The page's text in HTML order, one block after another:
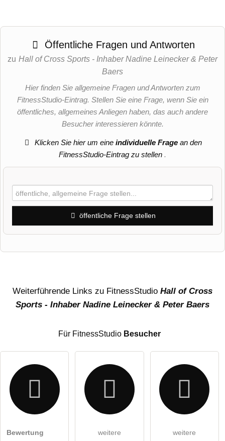
Öffentliche Fragen und Antworten
zu Hall of Cross Sports - Inhaber Nadine Leinecker & Peter
Baers
Hier finden Sie allgemeine Fragen und Antworten zum
FitnessStudio-Eintrag. Stellen Sie eine Frage, wenn Sie ein
öffentliches, allgemeines Anliegen haben, das auch andere
Besucher interessieren könnte.
Klicken Sie hier um eineindividuelle Frage an den
FitnessStudio-Eintrag zu stellen .
öffentliche Frage stellen
Weiterführende Links zu FitnessStudio Hall of Cross
Sports - Inhaber Nadine Leinecker & Peter Baers
Für FitnessStudio Besucher
Bewertung
weitere
weitere